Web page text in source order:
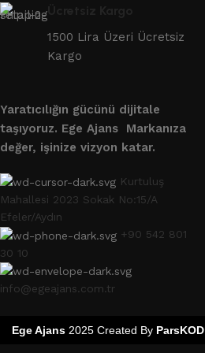
1500 Lira Üzeri Ücretsiz
Kargo
Yaratıcılığın gücünü dijitale
taşıyoruz. Ege Ajans Markanıza
değer, işinize vizyon katar.
Kurtuluş
Mahallesi 2023 Sokak No:15/A
Efeler/Aydın
+90 542 801
30 10
info@egeajans.com.tr
Ege Ajans 2025 Created By ParsKOD